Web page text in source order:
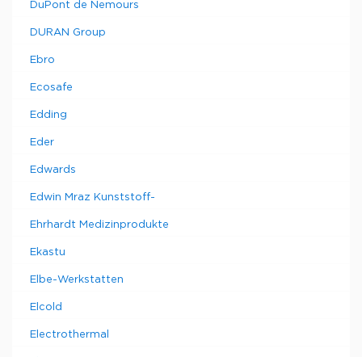
DuPont de Nemours
DURAN Group
Ebro
Ecosafe
Edding
Eder
Edwards
Edwin Mraz Kunststoff-
Ehrhardt Medizinprodukte
Ekastu
Elbe-Werkstatten
Elcold
Electrothermal